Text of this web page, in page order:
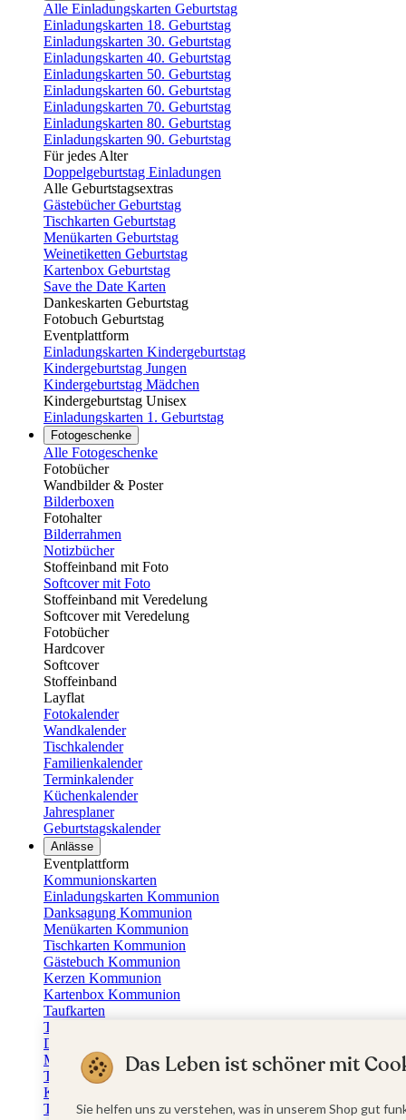
Alle Einladungskarten Geburtstag
Einladungskarten 18. Geburtstag
Einladungskarten 30. Geburtstag
Einladungskarten 40. Geburtstag
Einladungskarten 50. Geburtstag
Einladungskarten 60. Geburtstag
Einladungskarten 70. Geburtstag
Einladungskarten 80. Geburtstag
Einladungskarten 90. Geburtstag
Für jedes Alter
Doppelgeburtstag Einladungen
Alle Geburtstagsextras
Gästebücher Geburtstag
Tischkarten Geburtstag
Menükarten Geburtstag
Weinetiketten Geburtstag
Kartenbox Geburtstag
Save the Date Karten
Dankeskarten Geburtstag
Fotobuch Geburtstag
Eventplattform
Einladungskarten Kindergeburtstag
Kindergeburtstag Jungen
Kindergeburtstag Mädchen
Kindergeburtstag Unisex
Einladungskarten 1. Geburtstag
Fotogeschenke
Alle Fotogeschenke
Fotobücher
Wandbilder & Poster
Bilderboxen
Fotohalter
Bilderrahmen
Notizbücher
Stoffeinband mit Foto
Softcover mit Foto
Stoffeinband mit Veredelung
Softcover mit Veredelung
Fotobücher
Hardcover
Softcover
Stoffeinband
Layflat
Fotokalender
Wandkalender
Tischkalender
Familienkalender
Terminkalender
Küchenkalender
Jahresplaner
Geburtstagskalender
Anlässe
Eventplattform
Kommunionskarten
Einladungskarten Kommunion
Danksagung Kommunion
Menükarten Kommunion
Tischkarten Kommunion
Gästebuch Kommunion
Kerzen Kommunion
Kartenbox Kommunion
Taufkarten
Taufeinladungen
Dankeskarten Taufe
Menükarten Taufe
Tischkarten Taufe
Kirchenheft Taufe
Taufkerzen
Das Leben ist schöner mit
Sie helfen uns zu verstehen, was in unserem Shop gut